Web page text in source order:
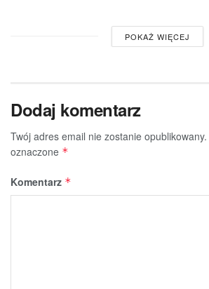
POKAŻ WIĘCEJ
Dodaj komentarz
Twój adres email nie zostanie opublikowany.
oznaczone *
Komentarz *